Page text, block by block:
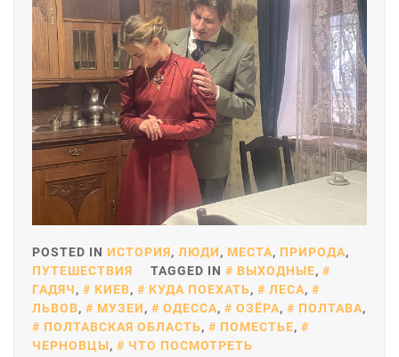
POSTED IN ИСТОРИЯ, ЛЮДИ, МЕСТА, ПРИРОДА,
ПУТЕШЕСТВИЯ
TAGGED IN ВЫХОДНЫЕ,
ГАДЯЧ, КИЕВ, КУДА ПОЕХАТЬ, ЛЕСА,
ЛЬВОВ, МУЗЕИ, ОДЕССА, ОЗЁРА, ПОЛТАВА,
ПОЛТАВСКАЯ ОБЛАСТЬ, ПОМЕСТЬЕ,
ЧЕРНОВЦЫ, ЧТО ПОСМОТРЕТЬ